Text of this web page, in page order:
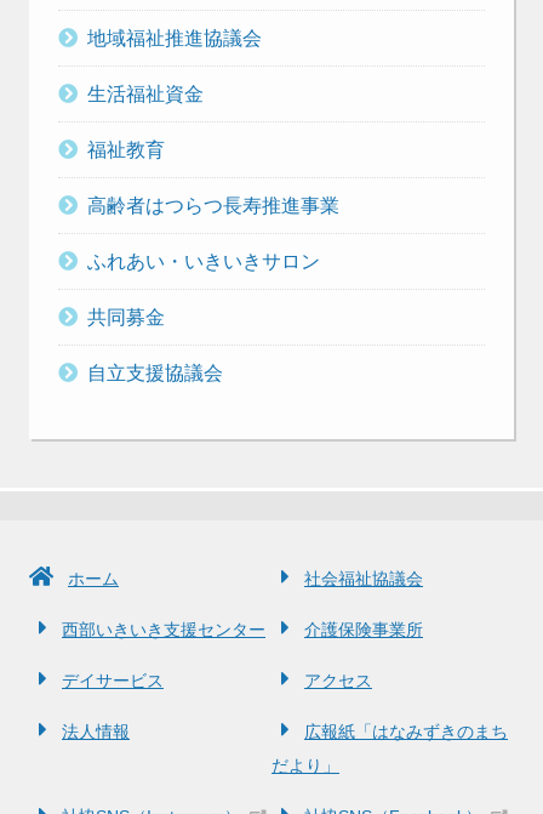
地域福祉推進協議会
生活福祉資金
福祉教育
高齢者はつらつ長寿推進事業
ふれあい・いきいきサロン
共同募金
自立支援協議会
ホーム 社会福祉協議会
西部いきいき支援センター 介護保険事業所
デイサービス アクセス
法人情報
広報紙「はなみずきのまち
だより」